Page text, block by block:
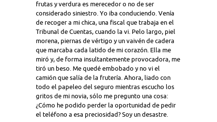
frutas y verdura es merecedor o no de ser
considerado siniestro. Yo iba conduciendo. Venía
de recoger a mi chica, una fiscal que trabaja en el
Tribunal de Cuentas, cuando la vi. Pelo largo, piel
morena, piernas de vértigo y un vaivén de cadera
que marcaba cada latido de mi corazón. Ella me
miró y, de forma insultantemente provocadora, me
tiró un beso. Me quedé embobado y no vi el
camión que salía de la frutería. Ahora, liado con
todo el papeleo del seguro mientras escucho los
gritos de mi novia, sólo me pregunto una cosa:
¿Cómo he podido perder la oportunidad de pedir
el teléfono a esa preciosidad? Soy un desastre.